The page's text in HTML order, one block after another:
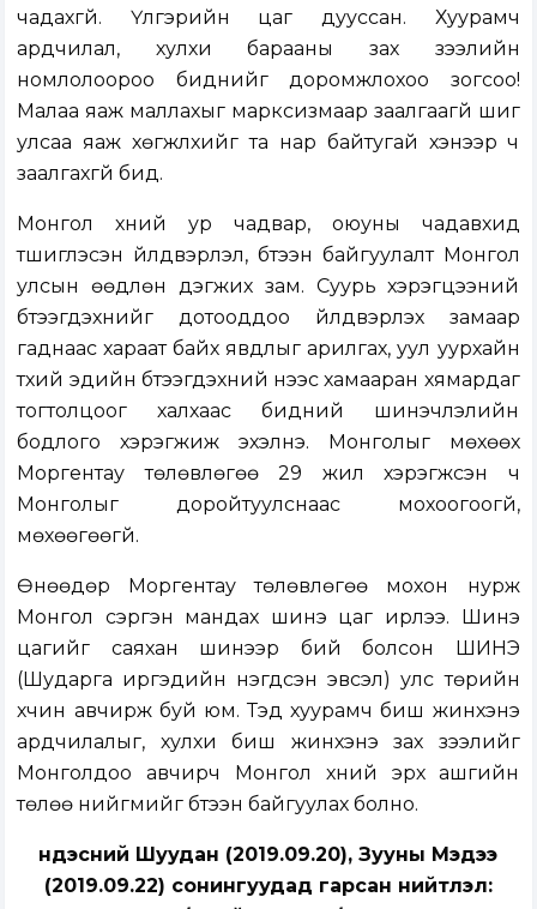
чадахгүй. Үлгэрийн цаг дууссан. Хуурамч
ардчилал, хулхи барааны зах зээлийн
номлолоороо биднийг доромжлохоо зогсоо!
Малаа яаж маллахыг марксизмаар заалгаагүй шиг
улсаа яаж хөгжүүлхийг та нар байтугай хэнээр ч
заалгахгүй бид.
Монгол хүний ур чадвар, оюуны чадавхид
түшиглэсэн үйлдвэрлэл, бүтээн байгуулалт Монгол
улсын өөдлөн дэгжих зам. Суурь хэрэгцээний
бүтээгдэхүүнийг дотооддоо үйлдвэрлэх замаар
гаднаас хараат байх явдлыг арилгах, уул уурхайн
түүхий эдийн бүтээгдэхүүний үнээс хамааран хямардаг
тогтолцоог халхаас бидний шинэчлэлийн
бодлого хэрэгжиж эхэлнэ. Монголыг мөхөөх
Моргентау төлөвлөгөө 29 жил хэрэгжсэн ч
Монголыг доройтуулснаас мохоогоогүй,
мөхөөгөөгүй.
Өнөөдөр Моргентау төлөвлөгөө мохон нурж
Монгол сэргэн мандах шинэ цаг ирлээ. Шинэ
цагийг саяхан шинээр бий болсон ШИНЭ
(Шударга иргэдийн нэгдсэн эвсэл) улс төрийн
хүчин авчирж буй юм. Тэд хуурамч биш жинхэнэ
ардчилалыг, хулхи биш жинхэнэ зах зээлийг
Монголдоо авчирч Монгол хүний эрх ашгийн
төлөө нийгмийг бүтээн байгуулах болно.
Үндэсний Шуудан (2019.09.20), Зууны Мэдээ
(2019.09.22) сонингуудад гарсан нийтлэл: